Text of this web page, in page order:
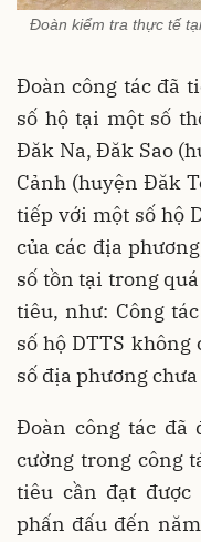
Đoàn kiểm tra thực tế
Đoàn công tác đã
số hộ tại một số
Đăk Na, Đăk Sao
Cảnh (huyện Đăk
tiếp với một số hộ
của các địa
số tồn tại trong
tiêu, như: Công
số hộ DTTS không
số địa phương
Đoàn công tác đã
cường trong công
tiêu cần đạt
phấn đấu đến